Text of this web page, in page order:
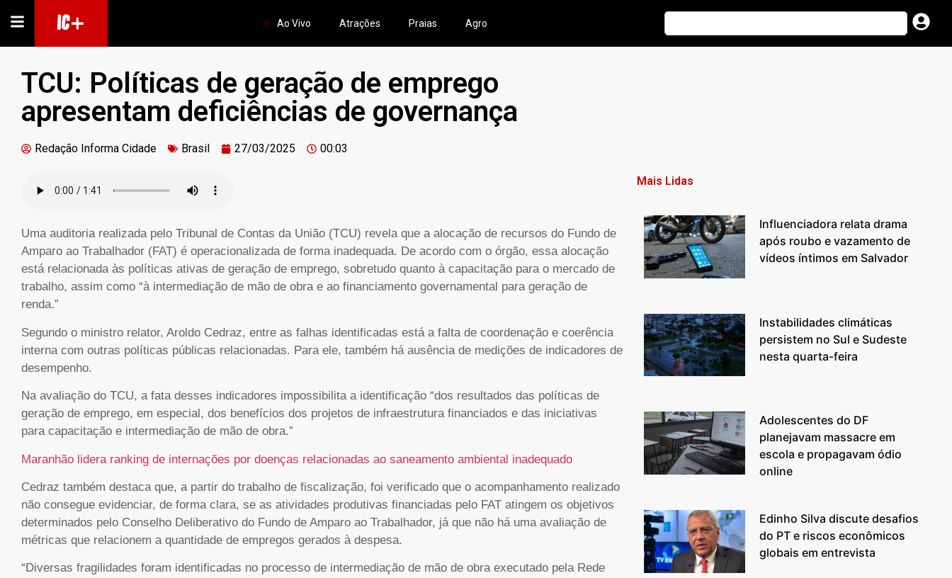
IC+ Ao Vivo Atrações Praias Agro
TCU: Políticas de geração de emprego
apresentam deficiências de governança
Redação Informa Cidade Brasil 27/03/2025 00:03
Uma auditoria realizada pelo Tribunal de Contas da União (TCU) revela que a alocação de recursos do Fundo de
Amparo ao Trabalhador (FAT) é operacionalizada de forma inadequada. De acordo com o órgão, essa alocação
está relacionada às políticas ativas de geração de emprego, sobretudo quanto à capacitação para o mercado de
trabalho, assim como “à intermediação de mão de obra e ao financiamento governamental para geração de
renda.”
Segundo o ministro relator, Aroldo Cedraz, entre as falhas identificadas está a falta de coordenação e coerência
interna com outras políticas públicas relacionadas. Para ele, também há ausência de medições de indicadores de
desempenho.
Na avaliação do TCU, a fata desses indicadores impossibilita a identificação “dos resultados das políticas de
geração de emprego, em especial, dos benefícios dos projetos de infraestrutura financiados e das iniciativas
para capacitação e intermediação de mão de obra.”
Maranhão lidera ranking de internações por doenças relacionadas ao saneamento ambiental inadequado
Cedraz também destaca que, a partir do trabalho de fiscalização, foi verificado que o acompanhamento realizado
não consegue evidenciar, de forma clara, se as atividades produtivas financiadas pelo FAT atingem os objetivos
determinados pelo Conselho Deliberativo do Fundo de Amparo ao Trabalhador, já que não há uma avaliação de
métricas que relacionem a quantidade de empregos gerados à despesa.
“Diversas fragilidades foram identificadas no processo de intermediação de mão de obra executado pela Rede
Mais Lidas
Influenciadora relata drama
após roubo e vazamento de
vídeos íntimos em Salvador
Instabilidades climáticas
persistem no Sul e Sudeste
nesta quarta-feira
Adolescentes do DF
planejavam massacre em
escola e propagavam ódio
online
Edinho Silva discute desafios
do PT e riscos econômicos
globais em entrevista